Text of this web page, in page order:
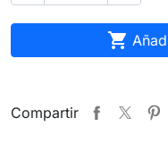

Compartir